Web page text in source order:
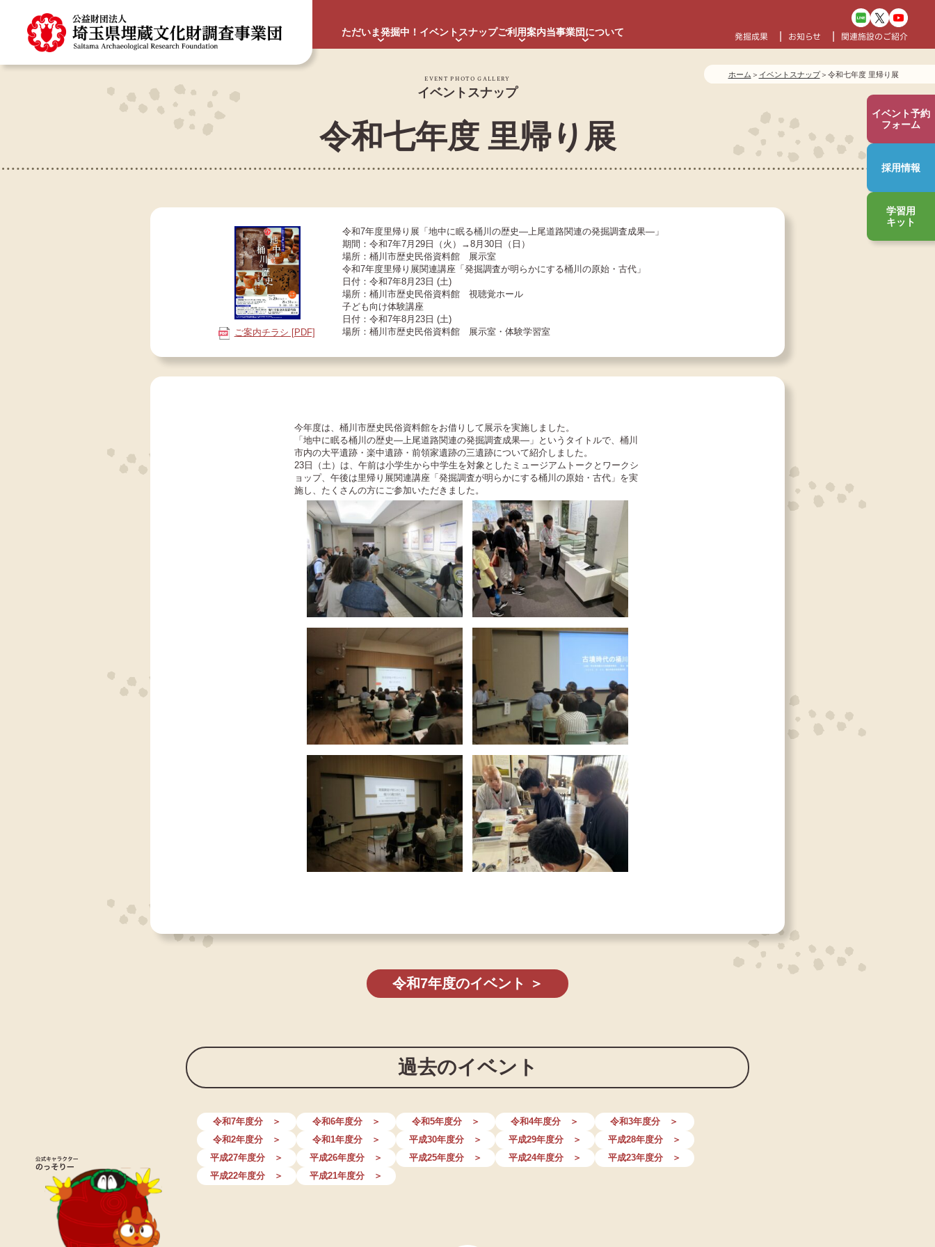
ただいま発掘中！ イベントスナップご利用案内当事業団について 発掘成果 お知らせ 関連施設のご紹介
ホーム ＞ イベントスナップ＞ 令和七年度 里帰り展
イベント予約
フォーム
採用情報
学習用
キット
EVENT PHOTO GALLERY
イベントスナップ
令和七年度 里帰り展
ご案内チラシ [PDF]
令和7年度里帰り展「地中に眠る桶川の歴史―上尾道路関連の発掘調査成果―」
期間：令和7年7月29日（火）→8月30日（日）
場所：桶川市歴史民俗資料館 展示室
令和7年度里帰り展関連講座「発掘調査が明らかにする桶川の原始・古代」
日付：令和7年8月23日 (土)
場所：桶川市歴史民俗資料館 視聴覚ホール
子ども向け体験講座
日付：令和7年8月23日 (土)
場所：桶川市歴史民俗資料館 展示室・体験学習室
今年度は、桶川市歴史民俗資料館をお借りして展示を実施しました。
「地中に眠る桶川の歴史―上尾道路関連の発掘調査成果―」というタイトルで、桶川
市内の大平遺跡・楽中遺跡・前領家遺跡の三遺跡について紹介しました。
23日（土）は、午前は小学生から中学生を対象としたミュージアムトークとワークシ
ョップ、午後は里帰り展関連講座「発掘調査が明らかにする桶川の原始・古代」を実
施し、たくさんの方にご参加いただきました。
令和7年度のイベント ＞
過去のイベント
令和7年度分 ＞ 令和6年度分 ＞ 令和5年度分 ＞ 令和4年度分 ＞
令和3年度分 ＞
令和2年度分 ＞
令和1年度分 ＞ 平成30年度分 ＞ 平成29年度分 ＞
平成28年度分 ＞
平成27年度分 ＞
平成26年度分 ＞ 平成25年度分 ＞ 平成24年度分 ＞
平成23年度分 ＞
平成22年度分 ＞
平成21年度分 ＞